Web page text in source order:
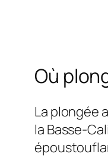
Où
La plongée
la Basse-